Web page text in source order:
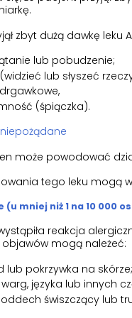
zbyt dużą dawkę leku
lub pobudzenie;
lub słyszeć
(śpiączka).
może powodować
tego leku mogą
(u mniej niż 1 na 10 000
reakcja
objawów mogą należeć:
lub pokrzywka na skórze;
języka lub innych
oddech świszczący lub